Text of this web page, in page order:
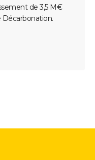
de 3,5 M€
Décarbonation.